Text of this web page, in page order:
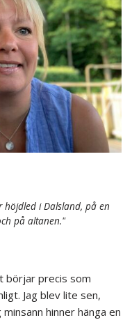
höjdled i Dalsland, på en
på altanen."
börjar precis som
Jag blev lite sen,
hinner hänga en